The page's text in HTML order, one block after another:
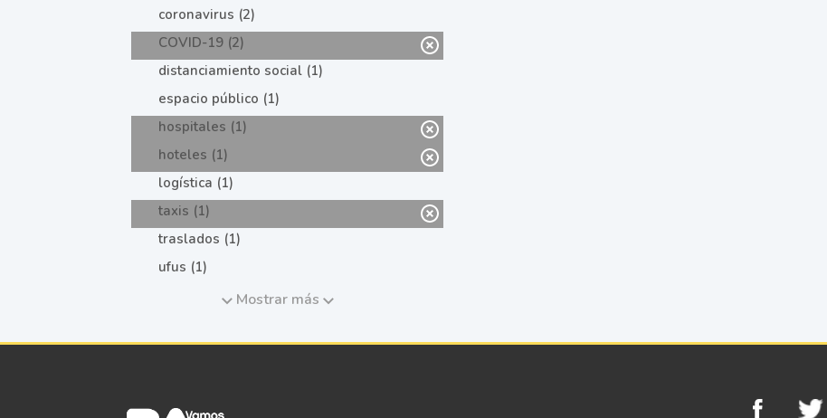
coronavirus (2)
COVID-19 (2)
distanciamiento social (1)
espacio público (1)
hospitales (1)
hoteles (1)
logística (1)
taxis (1)
traslados (1)
ufus (1)
Mostrar más